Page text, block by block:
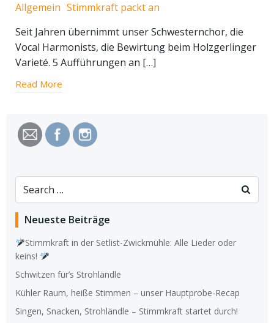
Allgemein Stimmkraft packt an
Seit Jahren übernimmt unser Schwesternchor, die
Vocal Harmonists, die Bewirtung beim Holzgerlinger
Varieté. 5 Aufführungen an […]
Read More
Search
for:
Neueste Beiträge
Stimmkraft in der Setlist-Zwickmühle: Alle Lieder oder
keins!
Schwitzen für’s Strohländle
Kühler Raum, heiße Stimmen – unser Hauptprobe-Recap
Singen, Snacken, Strohländle – Stimmkraft startet durch!